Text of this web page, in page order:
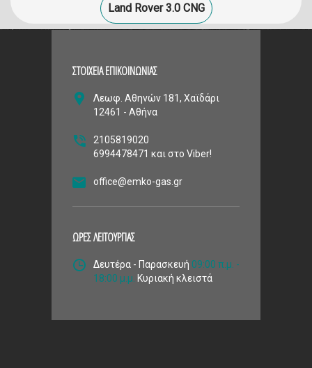
Land Rover 3.0 CNG
ΣΤΟΙΧΕΙΑ ΕΠΙΚΟΙΝΩΝΙΑΣ
Λεωφ. Αθηνών 181, Χαϊδάρι
12461 - Αθήνα
2105819020
6994478471 και στο Viber!
office@emko-gas.gr
ΩΡΕΣ ΛΕΙΤΟΥΡΓΙΑΣ
Δευτέρα - Παρασκευή 09:00 π.μ. -
18:00 μ.μ. Κυριακή κλειστά